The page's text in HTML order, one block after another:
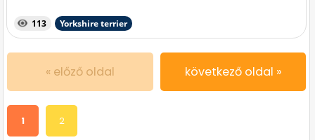
113 Yorkshire terrier
« előző oldal következő oldal »
1 2